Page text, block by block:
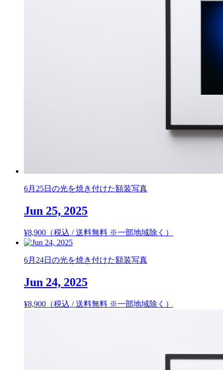
6月25日の光を焼き付けた額装写真
Jun 25, 2025
¥8,900 （税込 / 送料無料 ※一部地域除く）
6月24日の光を焼き付けた額装写真
Jun 24, 2025
¥8,900 （税込 / 送料無料 ※一部地域除く）